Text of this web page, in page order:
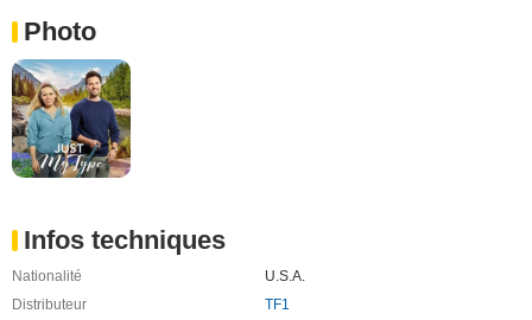
Photo
Infos techniques
Nationalité
U.S.A.
Distributeur
TF1